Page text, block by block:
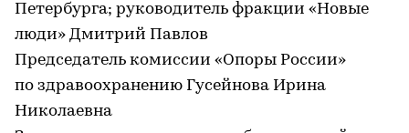
Петербурга; руководитель фракции «Новые
люди» Дмитрий Павлов
Председатель комиссии «Опоры России»
по здравоохранению Гусейнова Ирина
Николаевна